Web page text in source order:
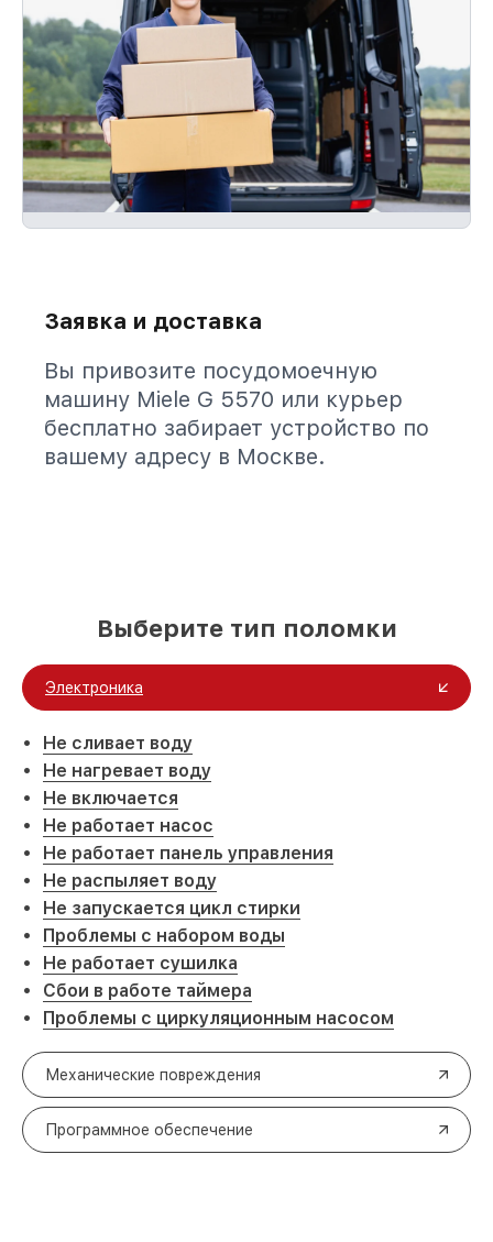
Заявка и доставка
Вы привозите посудомоечную
машину Miele G 5570 или курьер
бесплатно забирает устройство по
вашему адресу в Москве.
Выберите тип поломки
Электроника
Не сливает воду
Не нагревает воду
Не включается
Не работает насос
Не работает панель управления
Не распыляет воду
Не запускается цикл стирки
Проблемы с набором воды
Не работает сушилка
Сбои в работе таймера
Проблемы с циркуляционным насосом
Механические повреждения
Программное обеспечение